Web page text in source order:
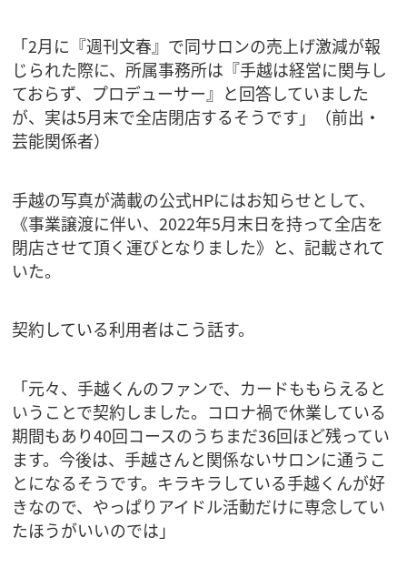
「2月に『週刊文春』で同サロンの売上げ激減が報
じられた際に、所属事務所は『手越は経営に関与し
ておらず、プロデューサー』と回答していました
が、実は5月末で全店閉店するそうです」（前出・
芸能関係者）
手越の写真が満載の公式HPにはお知らせとして、
《事業譲渡に伴い、2022年5月末日を持って全店を
閉店させて頂く運びとなりました》と、記載されて
いた。
契約している利用者はこう話す。
「元々、手越くんのファンで、カードももらえると
いうことで契約しました。コロナ禍で休業している
期間もあり40回コースのうちまだ36回ほど残ってい
ます。今後は、手越さんと関係ないサロンに通うこ
とになるそうです。キラキラしている手越くんが好
きなので、やっぱりアイドル活動だけに専念してい
たほうがいいのでは」